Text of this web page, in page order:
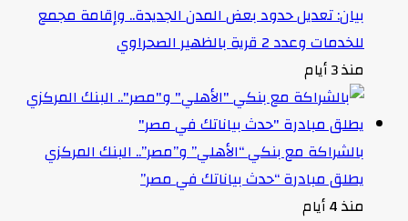
بيان: تعديل حدود بعض المدن الجديدة.. وإقامة مجمع
للخدمات وعدد 2 قرية بالظهير الصحراوي
منذ 3 أيام
بالشراكة مع بنكي “الأهلي” و”مصر”.. البنك المركزي
يطلق مبادرة “حدث بياناتك في مصر”
منذ 4 أيام